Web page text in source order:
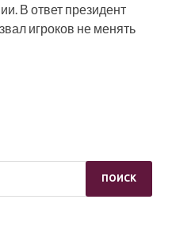
В ответ президент
игроков не менять